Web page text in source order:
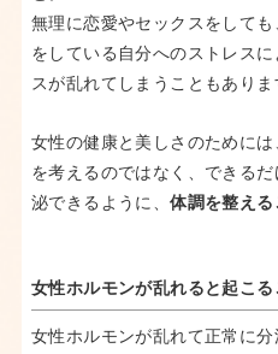
無理に恋愛やセックスをして
をしている自分へのストレス
スが乱れてしまうこともありま
女性の健康と美しさのために
を考えるのではなく、できる
泌できるように、体調を整え
女性ホルモンが乱れると起こる
女性ホルモンが乱れて正常に